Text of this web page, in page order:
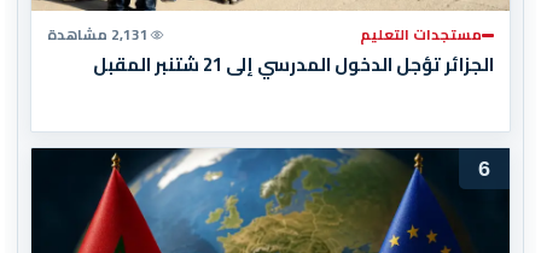
مستجدات التعليم 2,131 مشاهدة
الجزائر تؤجل الدخول المدرسي إلى 21 شتنبر المقبل
6